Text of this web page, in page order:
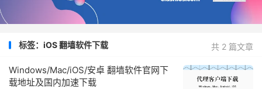
共 2 篇文章
标签：iOS 翻墙软件下载
Windows/Mac/iOS/安卓 翻墙软件官网下
载地址及国内加速下载